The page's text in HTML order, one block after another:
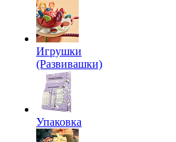
Игрушки
(Развивашки)
Упаковка